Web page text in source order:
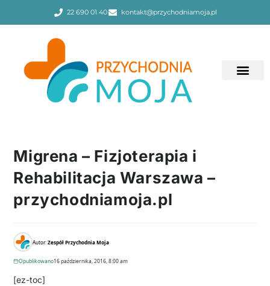
22 690 01 40 kontakt@przychodniamoja.pl
Migrena – Fizjoterapia i
Rehabilitacja Warszawa –
przychodniamoja.pl
Autor:Zespół Przychodnia Moja
Opublikowano16 października, 2016, 8:00 am
[ez-toc]